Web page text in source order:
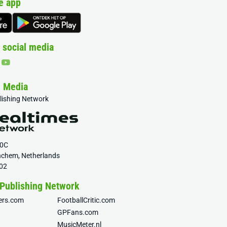
app
media
Media
Network
Netherlands
Network
FootballCritic.com
GPFans.com
MusicMeter.nl